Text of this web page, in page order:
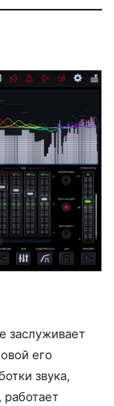
заслуживает
его
звука,